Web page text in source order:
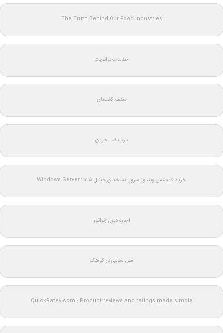
The Truth Behind Our Food Industries
خدمات ترانزیت
سقف کشسان
درب ضد حریق
خرید لایسنس ویندوز سرور: نسخه اورجینال Windows Server 2025
اجاره دیزل ژنراتور
مبل شویی در کوهک
QuickRatey.com : Product reviews and ratings made simple